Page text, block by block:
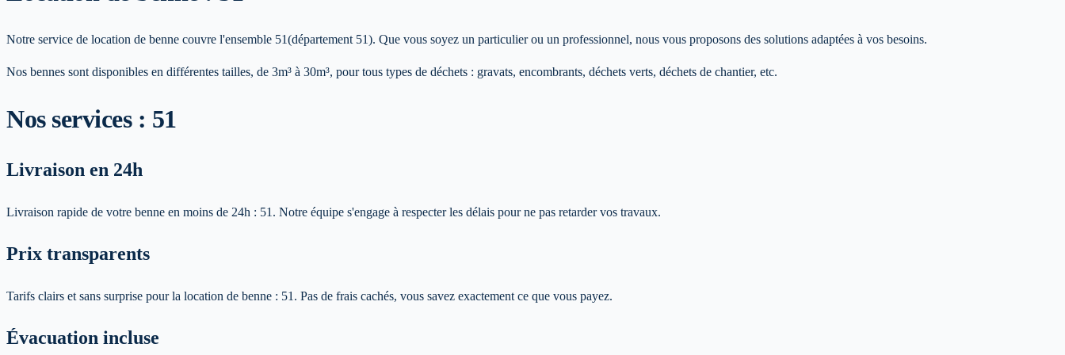
Notre service de location de benne couvre l'ensemble 51(département 51). Que vous soyez un particulier ou un professionnel, nous vous proposons des solutions adaptées à vos besoins.
Nos bennes sont disponibles en différentes tailles, de 3m³ à 30m³, pour tous types de déchets : gravats, encombrants, déchets verts, déchets de chantier, etc.
Nos services : 51
Livraison en 24h
Livraison rapide de votre benne en moins de 24h : 51 . Notre équipe s'engage à respecter les délais pour ne pas retarder vos travaux.
Prix transparents
Tarifs clairs et sans surprise pour la location de benne : 51 . Pas de frais cachés, vous savez exactement ce que vous payez.
Évacuation incluse